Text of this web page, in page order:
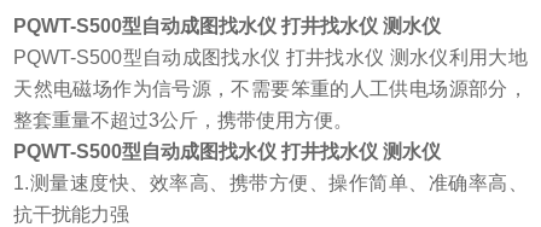
PQWT-S500型自动成图找水仪 打井找水仪 测水仪
PQWT-S500型自动成图找水仪 打井找水仪 测水仪利用大地
天然电磁场作为信号源，不需要笨重的人工供电场源部分，
整套重量不超过3公斤，携带使用方便。
PQWT-S500型自动成图找水仪 打井找水仪 测水仪
1.测量速度快、效率高、携带方便、操作简单、准确率高、
抗干扰能力强